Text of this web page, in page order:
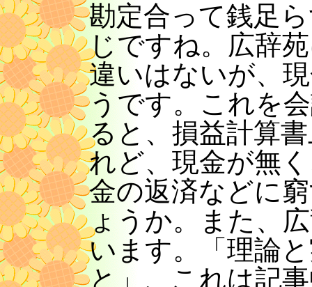
勘定合って銭足
じですね。広辞
違いはないが、
うです。これを
ると、損益計算
れど、現金が無
金の返済などに
ょうか。また、
います。「理論
と」、これは記